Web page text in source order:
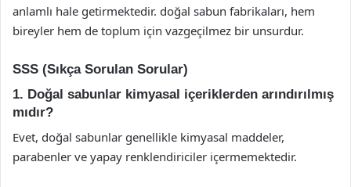
anlamlı hale getirmektedir. doğal sabun fabrikaları, hem
bireyler hem de toplum için vazgeçilmez bir unsurdur.
SSS (Sıkça Sorulan Sorular)
1. Doğal sabunlar kimyasal içeriklerden arındırılmış
mıdır?
Evet, doğal sabunlar genellikle kimyasal maddeler,
parabenler ve yapay renklendiriciler içermemektedir.